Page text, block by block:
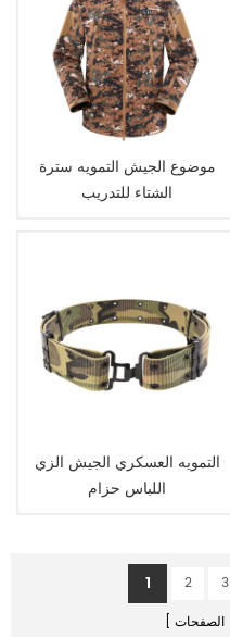
موضوع الجيش التمويه سترة
الشتاء للتدريب
التمويه العسكري الجيش الزي
اللباس حزام
1 2 3
الصفحات